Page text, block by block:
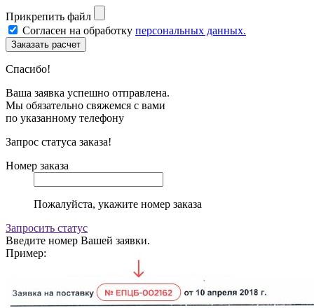
Прикрепить файл
Согласен на обработку персональных данных.
Спасибо!
Ваша заявка успешно отправлена.
Мы обязательно свяжемся с вами
по указанному телефону
Запрос статуса заказа!
Номер заказа
Пожалуйста, укажите номер заказа
Запросить статус
Введите номер Вашей заявки.
Пример: